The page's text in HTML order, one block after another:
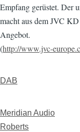
Empfang gerüstet. Der
macht aus dem JVC
Angebot.
(http://www.jvc-
DAB
Meridian Audio
Roberts